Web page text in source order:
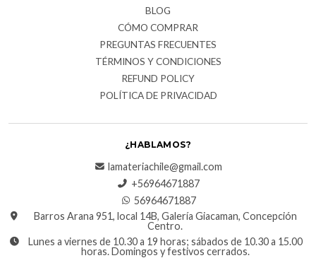
BLOG
CÓMO COMPRAR
PREGUNTAS FRECUENTES
TÉRMINOS Y CONDICIONES
REFUND POLICY
POLÍTICA DE PRIVACIDAD
¿HABLAMOS?
lamateriachile@gmail.com
+56964671887
56964671887
Barros Arana 951, local 14B, Galería Giacaman, Concepción
Centro.
Lunes a viernes de 10.30 a 19 horas; sábados de 10.30 a 15.00
horas. Domingos y festivos cerrados.